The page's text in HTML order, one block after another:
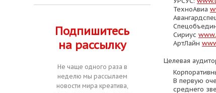
Подпишитесь
на рассылку
Не чаще одного раза в
неделю мы рассылаем
новости мира креатива,
ТехноАвиа
Сириус
АртЛайн
Целевая
В первую
среднего